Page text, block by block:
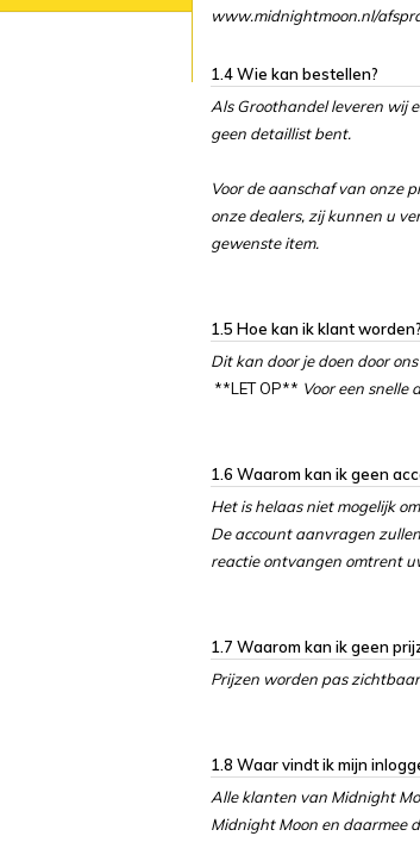
www.midnightmoon.nl/
1.4 Wie kan bestellen?
Als Groothandel leveren wij
geen detaillist bent.
Voor de aanschaf van onze
onze dealers, zij kunnen u
gewenste item.
1.5 Hoe kan ik klant worden?
Dit kan door je doen door
**LET OP** Voor een
1.6 Waarom kan ik geen
Het is helaas niet mogelijk
De account aanvragen
reactie ontvangen omtrent
1.7 Waarom kan ik geen
Prijzen worden pas
1.8 Waar vindt ik mijn
Alle klanten van Midnight
Midnight Moon en daarmee